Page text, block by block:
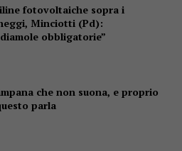
fotovoltaiche sopra i
Minciotti (Pd):
obbligatorie”
che non suona, e proprio
parla